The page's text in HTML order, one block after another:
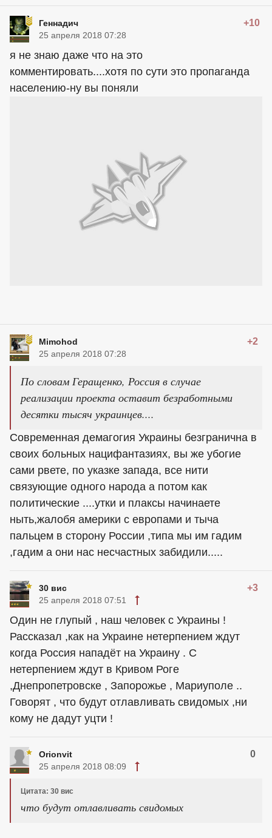
Геннадич +10
25 апреля 2018 07:28
я не знаю даже что на это
комментировать....хотя по сути это пропаганда
населению-ну вы поняли
Mimohod +2
25 апреля 2018 07:28
По словам Геращенко, Россия в случае
реализации проекта оставит безработными
десятки тысяч украинцев....
Современная демагогия Украины безгранична в
своих больных нацифантазиях, вы же убогие
сами рвете, по указке запада, все нити
связующие одного народа а потом как
политические ....утки и плаксы начинаете
ныть,жалобя америки с европами и тыча
пальцем в сторону России ,типа мы им гадим
,гадим а они нас несчастных забидили.....
30 вис +3
25 апреля 2018 07:51
Один не глупый , наш человек с Украины !
Рассказал ,как на Украине нетерпением ждут
когда Россия нападёт на Украину . С
нетерпением ждут в Кривом Роге
,Днепропетровске , Запорожье , Мариуполе ..
Говорят , что будут отлавливать свидомых ,ни
кому не дадут уцти !
Orionvit 0
25 апреля 2018 08:09
Цитата: 30 вис
что будут отлавливать свидомых